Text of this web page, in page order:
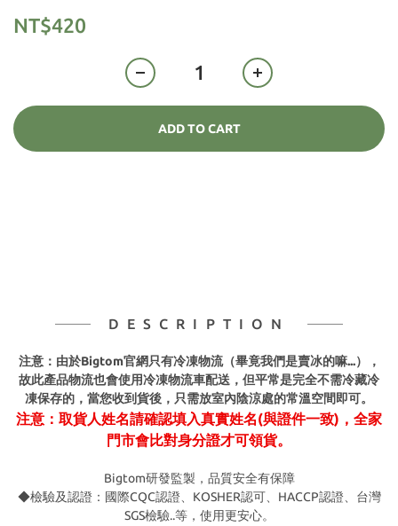
NT$420
ADD TO CART
DESCRIPTION
注意：由於Bigtom官網只有冷凍物流（畢竟我們是賣冰的嘛...），
故此產品物流也會使用冷凍物流車配送，但平常是完全不需冷藏冷
凍保存的，當您收到貨後，只需放室內陰涼處的常溫空間即可。
注意：取貨人姓名請確認填入真實姓名(與證件一致)，全家
門市會比對身分證才可領貨。
Bigtom研發監製，品質安全有保障
◆檢驗及認證：國際CQC認證、KOSHER認可、HACCP認證、台灣
SGS檢驗..等，使用更安心。